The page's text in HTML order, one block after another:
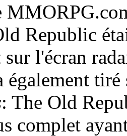
Republic
l'écran
également
: The Old
complet